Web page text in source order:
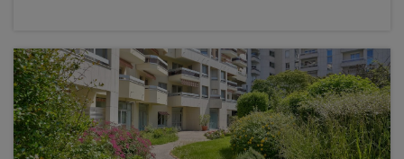
VOIR LE PROGRAMME